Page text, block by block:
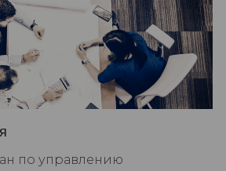
по управлению